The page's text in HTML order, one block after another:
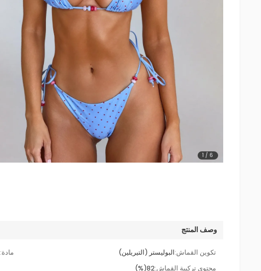
1 / 6
وصف المنتج
تكوين القماش:البوليستر (التيريلين) مادة:
محتوى تركيبة القماش:82(%)